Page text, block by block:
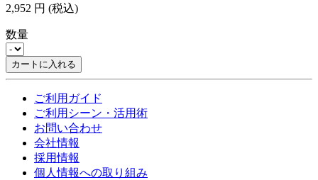
2,952 円 (税込)
数量
カートに入れる
ご利用ガイド
ご利用シーン・活用術
お問い合わせ
会社情報
採用情報
個人情報への取り組み